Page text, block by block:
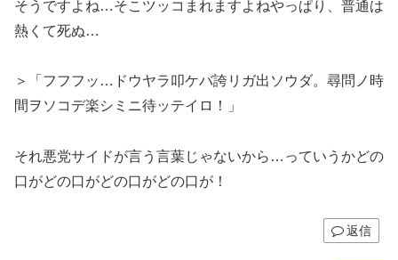
そうですよね…そこツッコまれますよねやっぱり、普通は
熱くて死ぬ…
＞「フフフッ…ドウヤラ叩ケバ誇リガ出ソウダ。尋問ノ時
間ヲソコデ楽シミニ待ッテイロ！」
それ悪党サイドが言う言葉じゃないから…っていうかどの
口がどの口がどの口がどの口が！
返信